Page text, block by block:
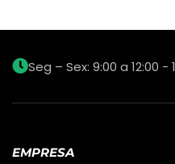
Seg – Sex: 9:00 a 12:00 -
EMPRESA